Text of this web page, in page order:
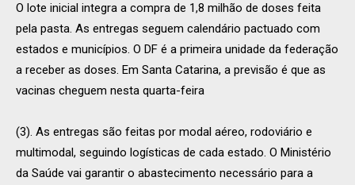
O lote inicial integra a compra de 1,8 milhão de doses feita
pela pasta. As entregas seguem calendário pactuado com
estados e municípios. O DF é a primeira unidade da federação
a receber as doses. Em Santa Catarina, a previsão é que as
vacinas cheguem nesta quarta-feira
(3). As entregas são feitas por modal aéreo, rodoviário e
multimodal, seguindo logísticas de cada estado. O Ministério
da Saúde vai garantir o abastecimento necessário para a